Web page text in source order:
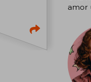
amor